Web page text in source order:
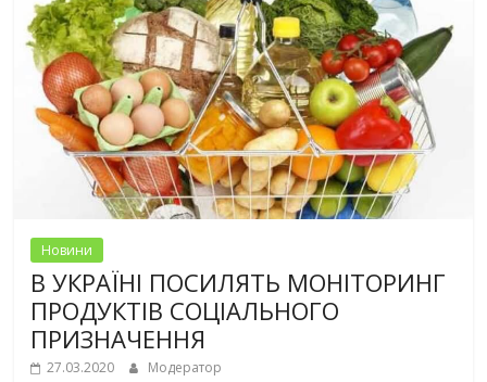
Новини
В УКРАЇНІ ПОСИЛЯТЬ МОНІТОРИНГ
ПРОДУКТІВ СОЦІАЛЬНОГО
ПРИЗНАЧЕННЯ
27.03.2020 Модератор